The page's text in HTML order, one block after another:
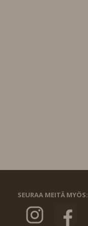
SEURAA MEITÄ MYÖS: